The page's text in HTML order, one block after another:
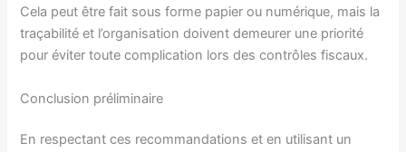
Cela peut être fait sous forme papier ou numérique, mais la
traçabilité et l’organisation doivent demeurer une priorité
pour éviter toute complication lors des contrôles fiscaux.
Conclusion préliminaire
En respectant ces recommandations et en utilisant un